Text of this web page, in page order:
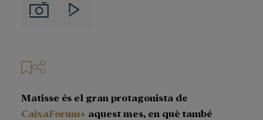
ImágenesVideos
Matisse és el gran protagonista de
CaixaForum+ aquest mes, en què també